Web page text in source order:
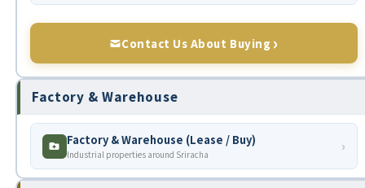
Contact Us About Buying
Factory & Warehouse
Factory & Warehouse (Lease / Buy)
Industrial properties around Sriracha
›